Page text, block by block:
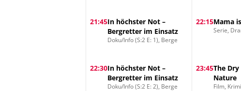
21:45In höchster Not –
Bergretter im Einsatz
Doku/Info (S:2 E: 1), Berge
22:30In höchster Not –
Bergretter im Einsatz
Doku/Info (S:2 E: 2), Berge
22:15Mama
Serie,
23:45The
Nature
Film, Krimi